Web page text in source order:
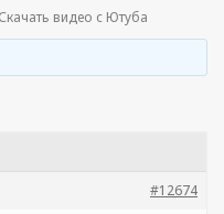
Скачать видео с Ютуба
#12674